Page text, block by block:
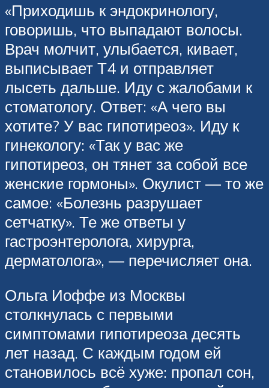
«Приходишь к эндокринологу,
говоришь, что выпадают волосы.
Врач молчит, улыбается, кивает,
выписывает Т4 и отправляет
лысеть дальше. Иду с жалобами к
стоматологу. Ответ: «А чего вы
хотите? У вас гипотиреоз». Иду к
гинекологу: «Так у вас же
гипотиреоз, он тянет за собой все
женские гормоны». Окулист — то же
самое: «Болезнь разрушает
сетчатку». Те же ответы у
гастроэнтеролога, хирурга,
дерматолога», — перечисляет она.
Ольга Иоффе из Москвы
столкнулась с первыми
симптомами гипотиреоза десять
лет назад. С каждым годом ей
становилось всё хуже: пропал сон,